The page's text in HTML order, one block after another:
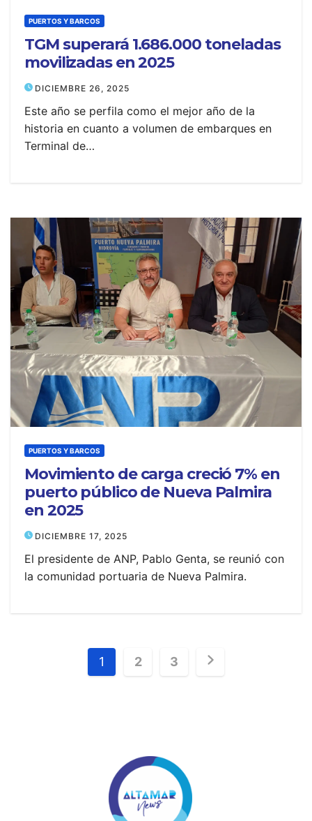
PUERTOS Y BARCOS
TGM superará 1.686.000 toneladas
movilizadas en 2025
DICIEMBRE 26, 2025
Este año se perfila como el mejor año de la
historia en cuanto a volumen de embarques en
Terminal de…
PUERTOS Y BARCOS
Movimiento de carga creció 7% en
puerto público de Nueva Palmira
en 2025
DICIEMBRE 17, 2025
El presidente de ANP, Pablo Genta, se reunió con
la comunidad portuaria de Nueva Palmira.
Posts
1 2 3